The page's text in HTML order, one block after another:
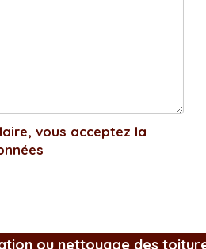
vous acceptez la
ou nettoyage des